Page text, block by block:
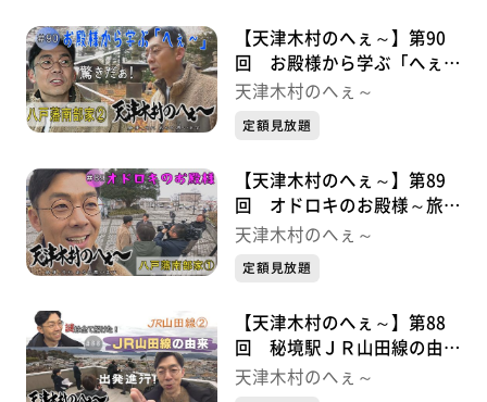
【天津木村のへぇ～】第90
回 お殿様から学ぶ「へぇ
～」 八戸藩南部家シリーズ
天津木村のへぇ～
定額見放題
【天津木村のへぇ～】第89
回 オドロキのお殿様～旅の
始まり～ 八戸藩南部家シリ
天津木村のへぇ～
定額見放題
【天津木村のへぇ～】第88
回 秘境駅ＪＲ山田線の由来
が解明！ ＪＲ山田線シリー
天津木村のへぇ～